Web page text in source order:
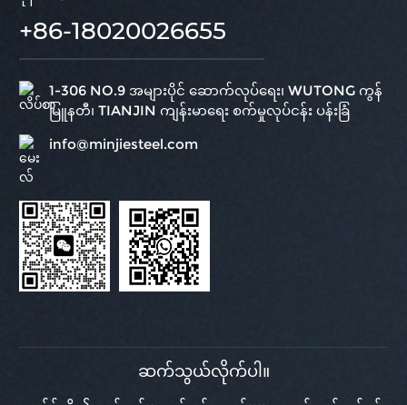
+86-18020026655
1-306 NO.9 အများပိုင် ဆောက်လုပ်ရေး၊ WUTONG ကွန်
မြူနတီ၊ TIANJIN ကျန်းမာရေး စက်မှုလုပ်ငန်း ပန်းခြံ
info@minjiesteel.com
ဆက်သွယ်လိုက်ပါ။